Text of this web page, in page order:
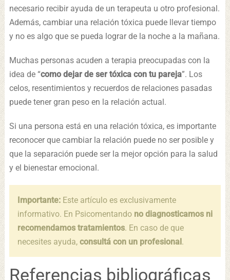
necesario recibir ayuda de un terapeuta u otro profesional.
Además, cambiar una relación tóxica puede llevar tiempo
y no es algo que se pueda lograr de la noche a la mañana.
Muchas personas acuden a terapia preocupadas con la
idea de “como dejar de ser tóxica con tu pareja”. Los
celos, resentimientos y recuerdos de relaciones pasadas
puede tener gran peso en la relación actual.
Si una persona está en una relación tóxica, es importante
reconocer que cambiar la relación puede no ser posible y
que la separación puede ser la mejor opción para la salud
y el bienestar emocional.
Importante:Este artículo es exclusivamente
informativo. En Psicomentando no diagnosticamos ni
recomendamos tratamientos. En caso de que
necesites ayuda, consultá con un profesional.
Referencias bibliográficas